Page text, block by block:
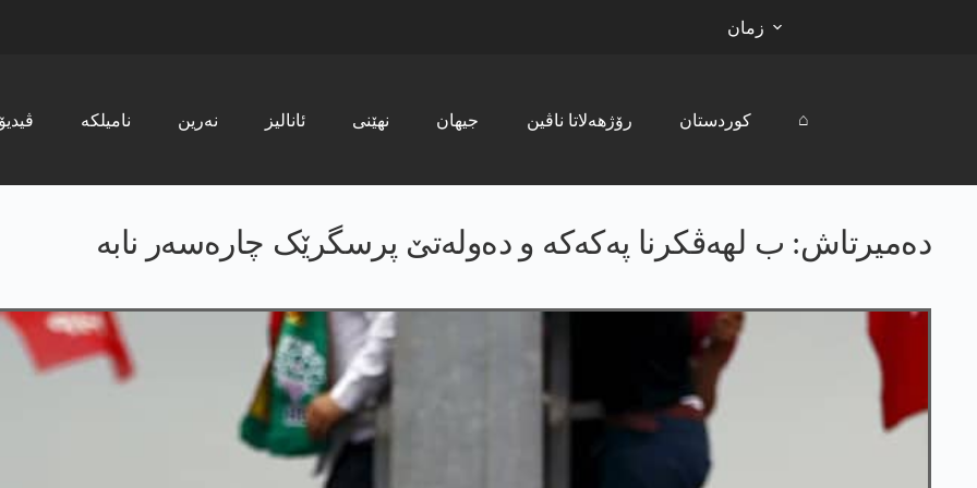
زمان
ڤیدیۆ نامیلکە نەرین ئانالیز نھێنی جیھان رۆژھەلاتا ناڤین کوردستان ⌂
دەمیرتاش: ب لهەڤکرنا په‌كه‌كه‌ و دەولەتێ پرسگرێک چارەسەر نابە